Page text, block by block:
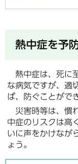
熱中症を予
熱中症は、死に
な病気ですが、適
ば、防ぐことがで
災害時等は、慣
中症のリスクは高
いに声をかけなが
ょう。